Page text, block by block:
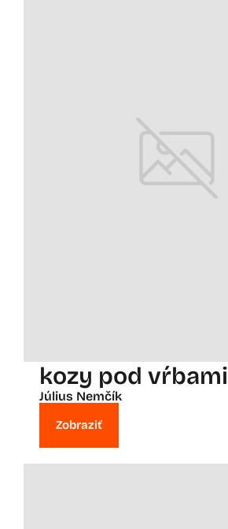
kozy pod vŕbami
Július Nemčík
Zobraziť